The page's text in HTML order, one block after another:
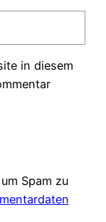
in diesem
Spam zu